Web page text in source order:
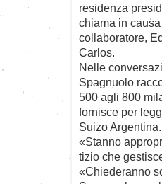
residenza
chiama in
collaboratore,
Carlos.
Nelle
Spagnuolo
500 agli 800
fornisce per
Suizo Argentina.
«Stanno
tizio che
«Chiederanno